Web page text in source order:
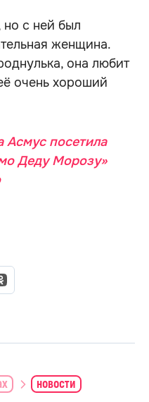
но с ней был
женщина.
она любит
очень хороший
Асмус посетила
Деду Морозу»
новости